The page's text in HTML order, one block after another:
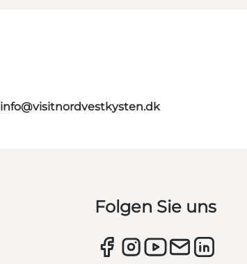
info@visitnordvestkysten.dk
Folgen Sie uns